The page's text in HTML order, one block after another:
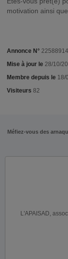
motivation ainsi
Annonce N°
Mise à jour le 28/10/
Membre depuis le 18/
Visiteurs 82
Méfiez-vous des
L'APAISAD,